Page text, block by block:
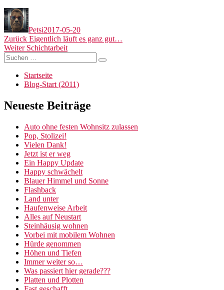
Autor
Petsi2017-05-20
Beitragsnavigation
Zurück Vorheriger
Beitrag:
Eigentlich läuft es ganz gut…
Weiter Nächster
Beitrag:
Schichtarbeit
Suchen
nach:
Suchen
Startseite
Blog-Start (2011)
Neueste Beiträge
Auto ohne festen Wohnsitz zulassen
Pop, Stolizei!
Vielen Dank!
Jetzt ist er weg
Ein Happy Update
Happy schwächelt
Blauer Himmel und Sonne
Flashback
Land unter
Haufenweise Arbeit
Alles auf Neustart
Steinhäusig wohnen
Vorbei mit mobilem Wohnen
Hürde genommen
Höhen und Tiefen
Immer weiter so…
Was passiert hier gerade???
Platten und Plotten